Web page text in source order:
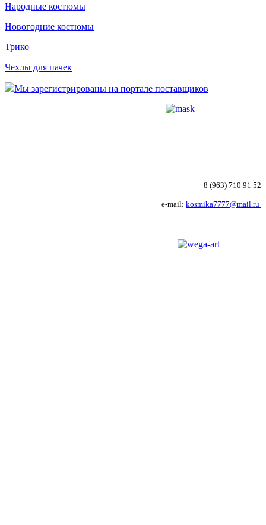
Народные костюмы
Новогодние костюмы
Трико
Чехлы для пачек
Мы зарегистрированы на портале поставщиков
8 (963) 710 91 52
e-mail: kosmika7777@mail.ru